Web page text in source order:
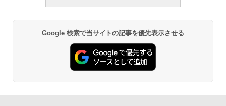
Google 検索で当サイトの記事を優先表示させる